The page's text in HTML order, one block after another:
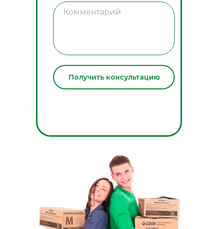
Получить консультацию